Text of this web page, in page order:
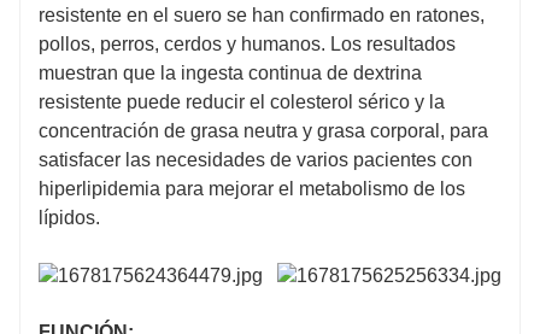
resistente en el suero se han confirmado en ratones,
pollos, perros, cerdos y humanos. Los resultados
muestran que la ingesta continua de dextrina
resistente puede reducir el colesterol sérico y la
concentración de grasa neutra y grasa corporal, para
satisfacer las necesidades de varios pacientes con
hiperlipidemia para mejorar el metabolismo de los
lípidos.